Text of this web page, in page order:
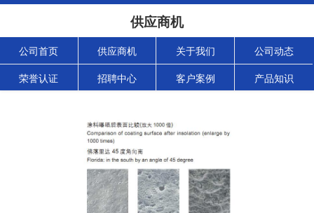
供应商机
公司首页 供应商机 关于我们 公司动态
荣誉认证 招聘中心 客户案例 产品知识